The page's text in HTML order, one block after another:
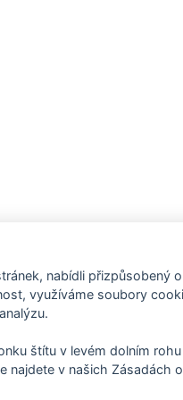
pozvánky na kulturní
nabídli přizpůsobený
využíváme soubory
štítu v levém dolním
najdete v našich Zásadách